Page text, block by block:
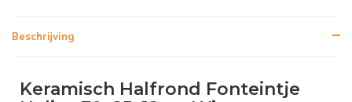
Beschrijving
Keramisch Halfrond Fonteintje